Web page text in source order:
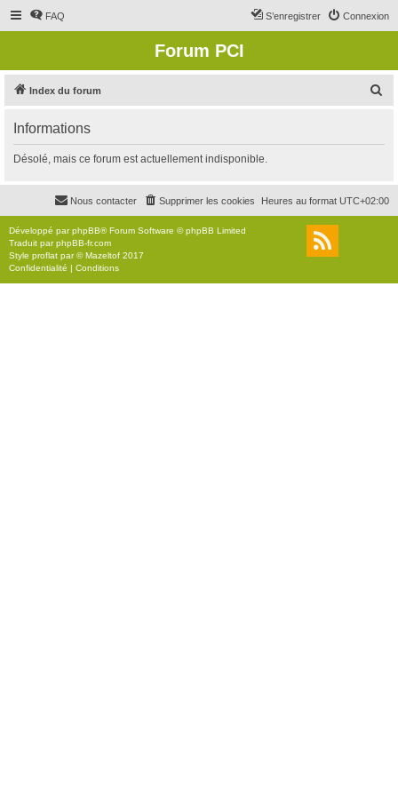
FAQ Connexion
S’enregistrer
Forum PCI
Index du forum
r
c
r
Informations
Désolé, mais ce forum est actuellement indisponible.
Heures au format UTC+02:00
Supprimer les cookies
Nous contacter
Développé parphpBB® Forum Software © phpBB Limited
Traduit parphpBB-fr.com
Style proflat par ©Mazeltof 2017
Confidentialité | Conditions